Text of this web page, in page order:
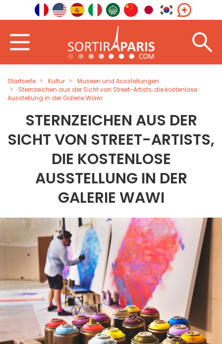
Startseite Kultur
Museen und Ausstellungen
Sternzeichen aus der Sicht von Street-Artists, die kostenlose
Ausstellung in der Galerie Wawi
STERNZEICHEN AUS DER
SICHT VON STREET-ARTISTS,
DIE KOSTENLOSE
AUSSTELLUNG IN DER
GALERIE WAWI